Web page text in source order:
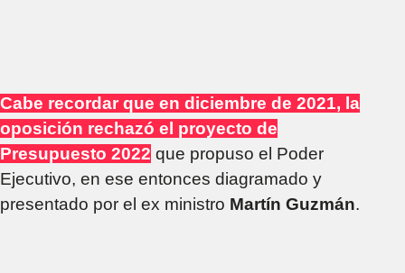
Cabe recordar que en diciembre de 2021, la
oposición rechazó el proyecto de
Presupuesto 2022 que propuso el Poder
Ejecutivo, en ese entonces diagramado y
presentado por el ex ministro Martín Guzmán.